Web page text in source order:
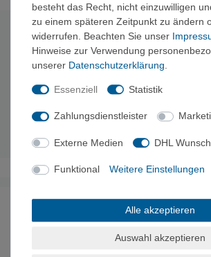
Technische Daten
Belastbarkeit: 27KN9KN9KN
Gewicht:510g
Breite:77mm
Noch sind keine
besteht das Recht, nicht einzuwilligen
zu einem späteren Zeitpunkt zu ändern
widerrufen. Beachten Sie unser
Hinweise zur Verwendung
unserer Daten­schutz­erklärung
Essenziell Statistik
Zahlungsdienstleister
Externe Medien DHL
Funktional Weitere Einstellungen
Alle akzeptieren
Auswahl akzeptieren